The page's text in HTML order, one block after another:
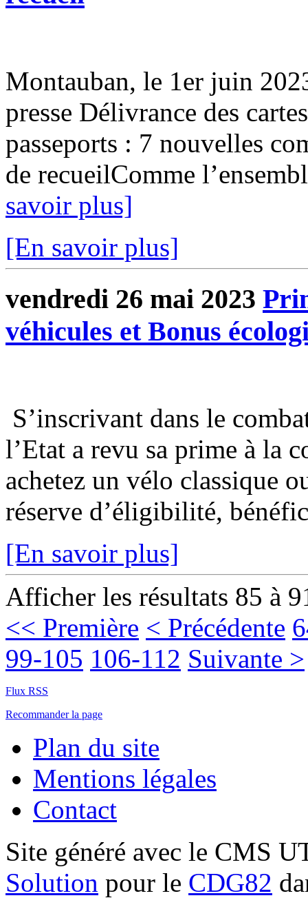
Montauban, le 1er juin
presse Délivrance des
passeports : 7 nouvelles
de recueilComme
savoir plus]
[En savoir plus]
vendredi 26 mai 2023
véhicules et Bonus
S’inscrivant dans le
l’Etat a revu sa prime à la
achetez un vélo classique
réserve d’éligibilité,
[En savoir plus]
Afficher les résultats 85 à
<< Première < Précédente
99-105 106-112 Suivante >
Flux RSS
Recommander la page
Plan du site
Mentions légales
Contact
Site généré avec le CMS
Solution pour le CDG82